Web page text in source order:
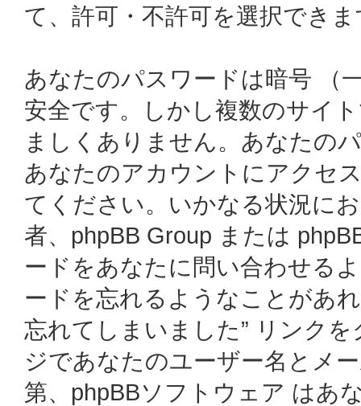
て、許可・不許可を選択でき
あなたのパスワードは暗号 （
安全です。しかし複数のサイ
ましくありません。あなたの
あなたのアカウントにアクセ
てください。いかなる状況に
者、phpBB Group または
ードをあなたに問い合わせる
ードを忘れるようなことがあ
忘れてしまいました” リンク
ジであなたのユーザー名とメ
第、phpBBソフトウェア はあ